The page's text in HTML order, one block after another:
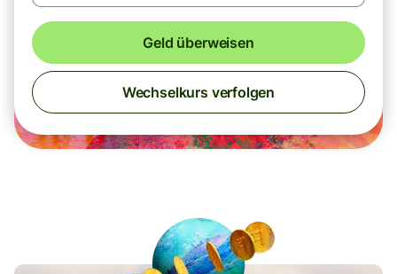
Geld überweisen
Wechselkurs verfolgen